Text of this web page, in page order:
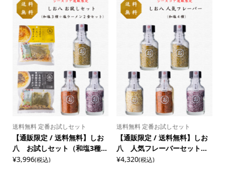
セット
無料】しお
ーセット...
送料無料 定番お試しセット
【通販限定 / 送料無料】パス
タ&ラーメン初回セット（6...
調味料
【送料無料】【のし
【ギフト】しお八